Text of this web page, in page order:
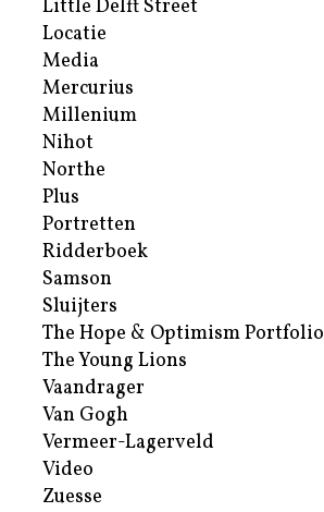
Little Delft Street
Locatie
Media
Mercurius
Millenium
Nihot
Northe
Plus
Portretten
Ridderboek
Samson
Sluijters
The Hope & Optimism Portfolio
The Young Lions
Vaandrager
Van Gogh
Vermeer-Lagerveld
Video
Zuesse